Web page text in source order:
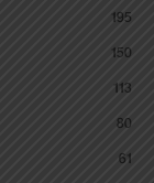
195
150
113
80
61